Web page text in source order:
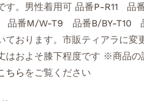
す。男性着用可 品番P-R11 品
番M/W-T9 品番B/BY-T10
ております。市販ティアラに
はおよそ膝下程度です ※商品の
ちら をご覧ください